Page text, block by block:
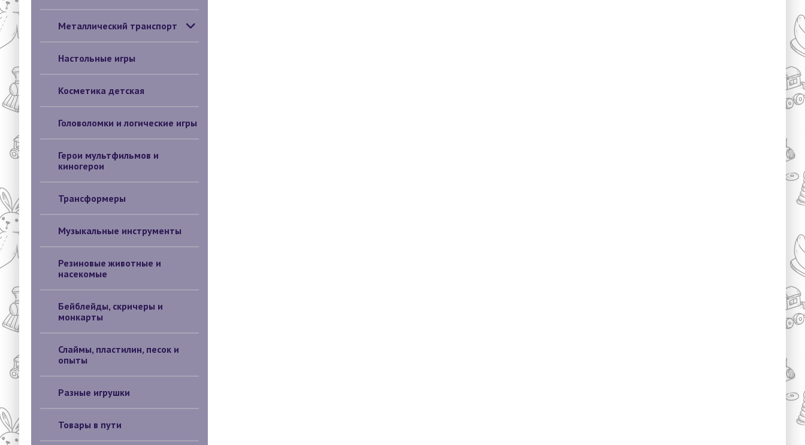
Металлический транспорт
Настольные игры
Косметика детская
Головоломки и логические игры
Герои мультфильмов и
киногерои
Трансформеры
Музыкальные инструменты
Резиновые животные и
насекомые
Бейблейды, скричеры и
монкарты
Слаймы, пластилин, песок и
опыты
Разные игрушки
Товары в пути